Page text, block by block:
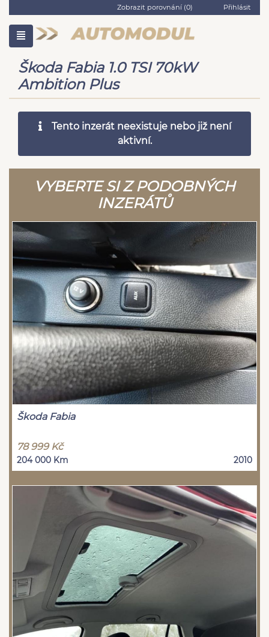
Zobrazit porovnání (0) Přihlásit
Škoda Fabia 1.0 TSI 70kW
Ambition Plus
Tento inzerát neexistuje nebo již není
aktivní.
VYBERTE SI Z PODOBNÝCH
INZERÁTŮ
Škoda Fabia
78 999 Kč
204 000 Km 2010